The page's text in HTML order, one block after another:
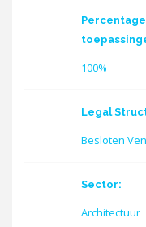
100%
Legal
Besloten
Sector:
Architectuur